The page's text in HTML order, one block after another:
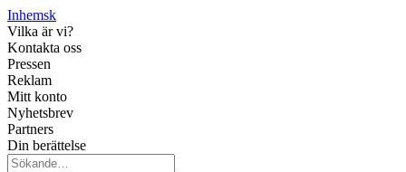
Inhemsk
Vilka är vi?
Kontakta oss
Pressen
Reklam
Mitt konto
Nyhetsbrev
Partners
Din berättelse